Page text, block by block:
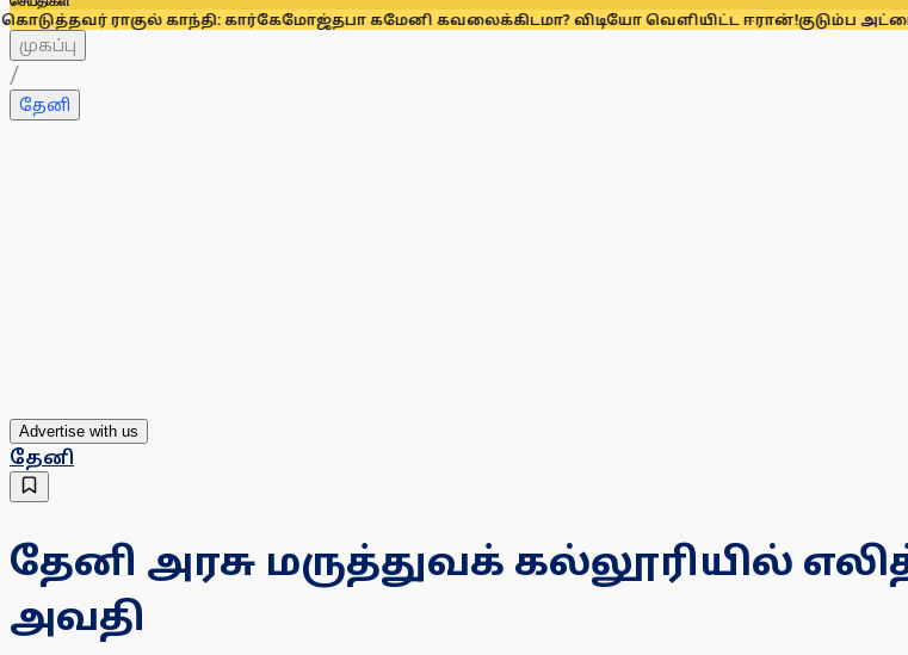
காந்தி: கார்கேமோஜ்தபா கமேனி கவலைக்கிடமா? விடியோ வெளியிட்ட ஈரான்!குடும்ப
முகப்பு
/
தேனி
Advertise with us
தேனி
தேனி அரசு மருத்துவக் கல்லூரியில்
அவதி